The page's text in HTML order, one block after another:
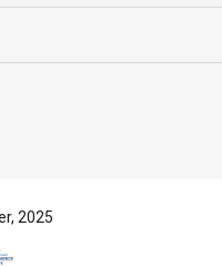
2025